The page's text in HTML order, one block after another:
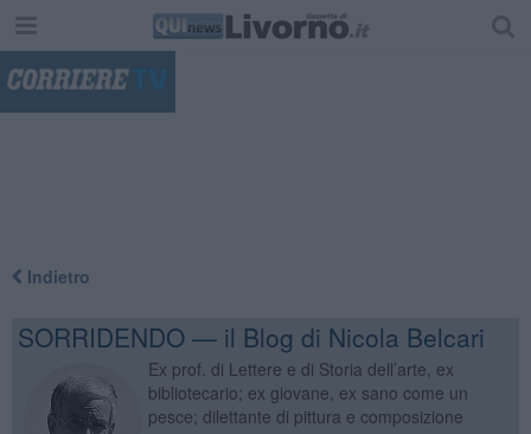
Indietro
SORRIDENDO — il Blog di Nicola Belcari
Ex prof. di Lettere e di Storia dell’arte, ex
bibliotecario; ex giovane, ex sano come un
pesce; dilettante di pittura e composizione